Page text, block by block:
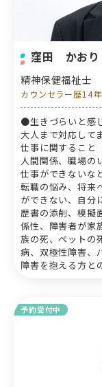
窪田 かおり
精神保健福祉士
カウンセラー歴14年
●生きづらいと感
大人まで対応して
仕事に関すること
人間関係、職場の
仕事ができないな
転職の悩み、将来
ができない、自分
歴書の添削、模擬
係性、障害者が家
族の死、ペットの
病、双極性障害、
障害を抱える方と
予約受付中